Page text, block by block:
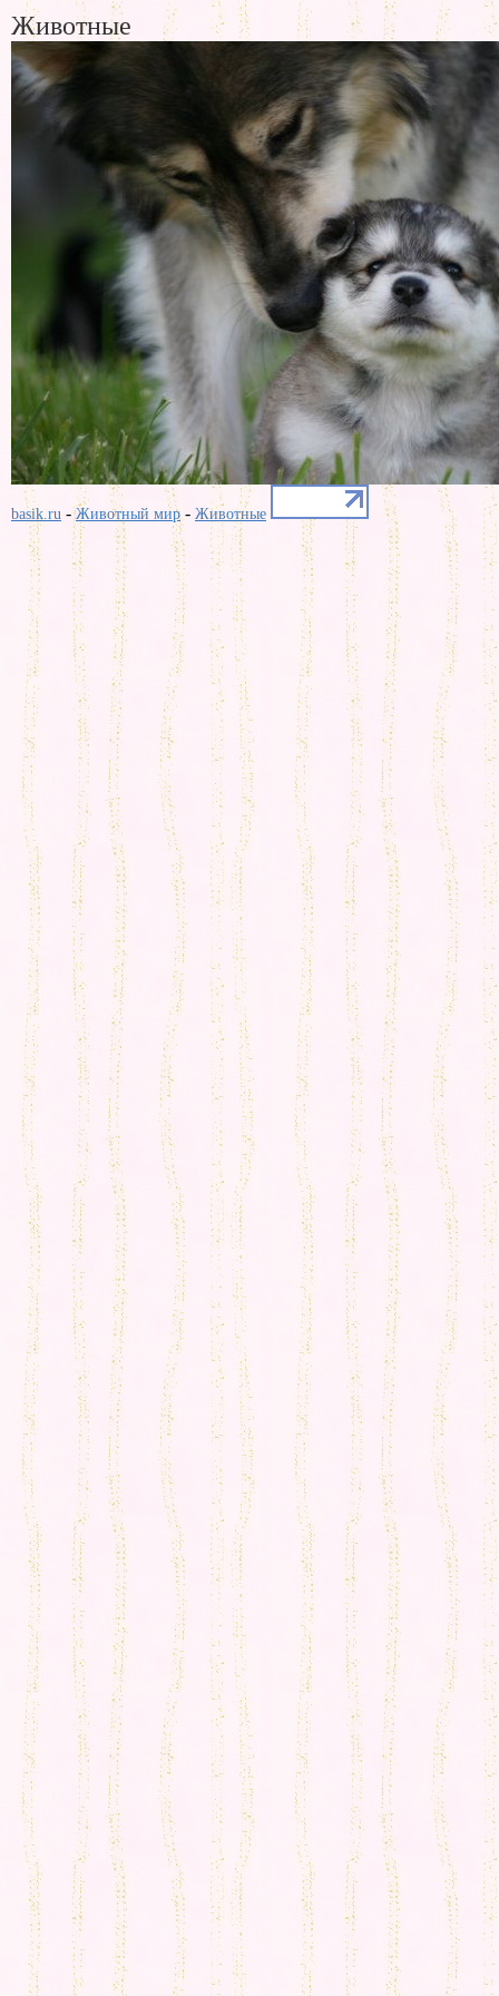
Животные
basik.ru -Животный мир - Животные